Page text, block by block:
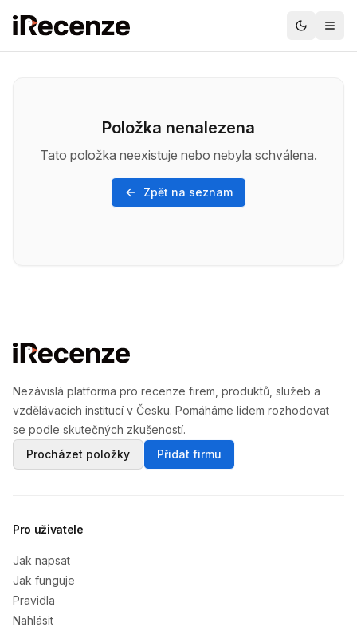
Položka nenalezena
Tato položka neexistuje nebo nebyla schválena.
Zpět na seznam
Nezávislá platforma pro recenze firem, produktů, služeb a
vzdělávacích institucí v Česku. Pomáháme lidem rozhodovat
se podle skutečných zkušeností.
Procházet položky
Přidat firmu
Pro uživatele
Jak napsat
Jak funguje
Pravidla
Nahlásit